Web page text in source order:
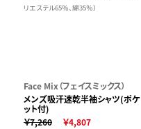
リエステル65％、綿35％）
Face Mix（フェイスミックス）
メンズ吸汗速乾半袖シャツ(ポケ
ット付)
￥7,260
￥4,807